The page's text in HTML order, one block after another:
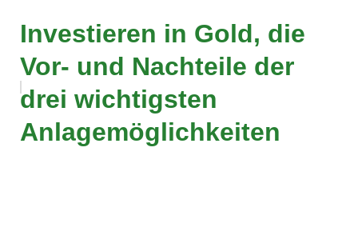
Investieren in Gold, die
Vor- und Nachteile der
drei wichtigsten
Anlagemöglichkeiten